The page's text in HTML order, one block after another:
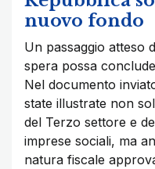
nuovo fondo
Un passaggio atteso
spera possa
Nel documento
state illustrate non
del Terzo settore e
imprese sociali, ma
natura fiscale